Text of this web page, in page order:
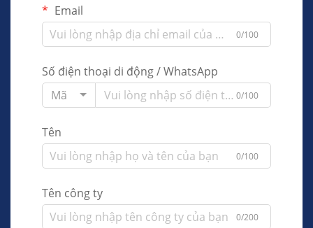
Email
0/100
Số điện thoại di động / WhatsApp
Mã
0/100
Tên
0/100
Tên công ty
0/200